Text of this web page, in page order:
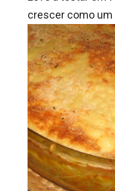
crescer como um